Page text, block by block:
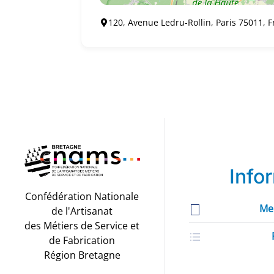
120, Avenue Ledru-Rollin, Paris 75011,
Confédération Nationale
de l'Artisanat
des Métiers de Service et
de Fabrication
Région Bretagne